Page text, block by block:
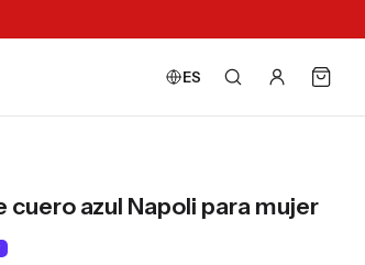
ES
azul Napoli para mujer